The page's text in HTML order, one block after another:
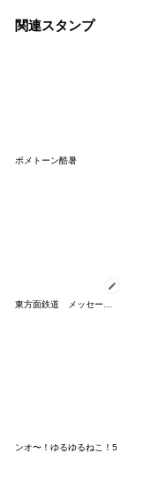
関連スタンプ
ポメトーン酷暑
ンオ〜！ゆるゆるねこ！5